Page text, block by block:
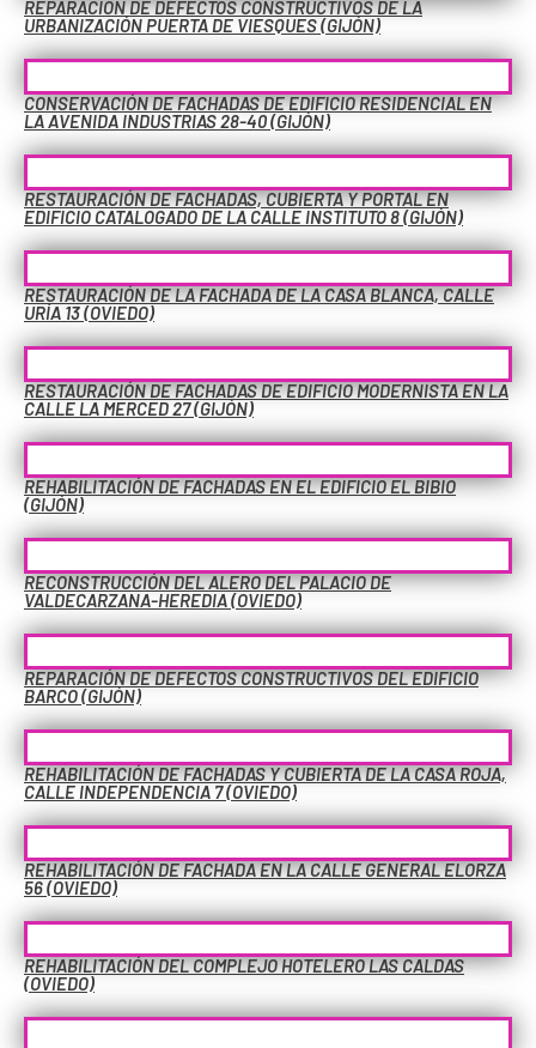
REPARACIÓN DE DEFECTOS CONSTRUCTIVOS DE LA
URBANIZACIÓN PUERTA DE VIESQUES (GIJÓN)
CONSERVACIÓN DE FACHADAS DE EDIFICIO RESIDENCIAL EN
LA AVENIDA INDUSTRIAS 28-40 (GIJÓN)
RESTAURACIÓN DE FACHADAS, CUBIERTA Y PORTAL EN
EDIFICIO CATALOGADO DE LA CALLE INSTITUTO 8 (GIJÓN)
RESTAURACIÓN DE LA FACHADA DE LA CASA BLANCA, CALLE
URÍA 13 (OVIEDO)
RESTAURACIÓN DE FACHADAS DE EDIFICIO MODERNISTA EN LA
CALLE LA MERCED 27 (GIJÓN)
REHABILITACIÓN DE FACHADAS EN EL EDIFICIO EL BIBIO
(GIJÓN)
RECONSTRUCCIÓN DEL ALERO DEL PALACIO DE
VALDECARZANA-HEREDIA (OVIEDO)
REPARACIÓN DE DEFECTOS CONSTRUCTIVOS DEL EDIFICIO
BARCO (GIJÓN)
REHABILITACIÓN DE FACHADAS Y CUBIERTA DE LA CASA ROJA,
CALLE INDEPENDENCIA 7 (OVIEDO)
REHABILITACIÓN DE FACHADA EN LA CALLE GENERAL ELORZA
56 (OVIEDO)
REHABILITACIÓN DEL COMPLEJO HOTELERO LAS CALDAS
(OVIEDO)